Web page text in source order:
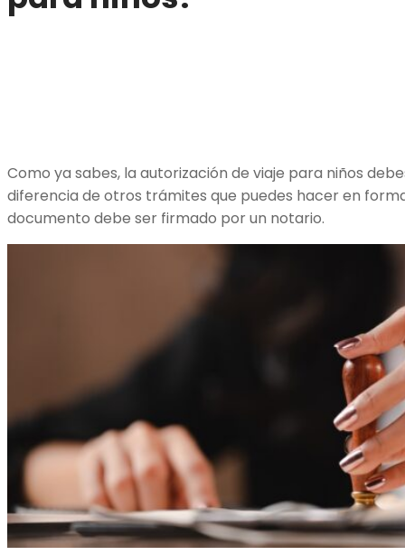
Como ya sabes, la autorización de viaje para niños
diferencia de otros trámites que puedes hacer en
documento debe ser firmado por un notario.